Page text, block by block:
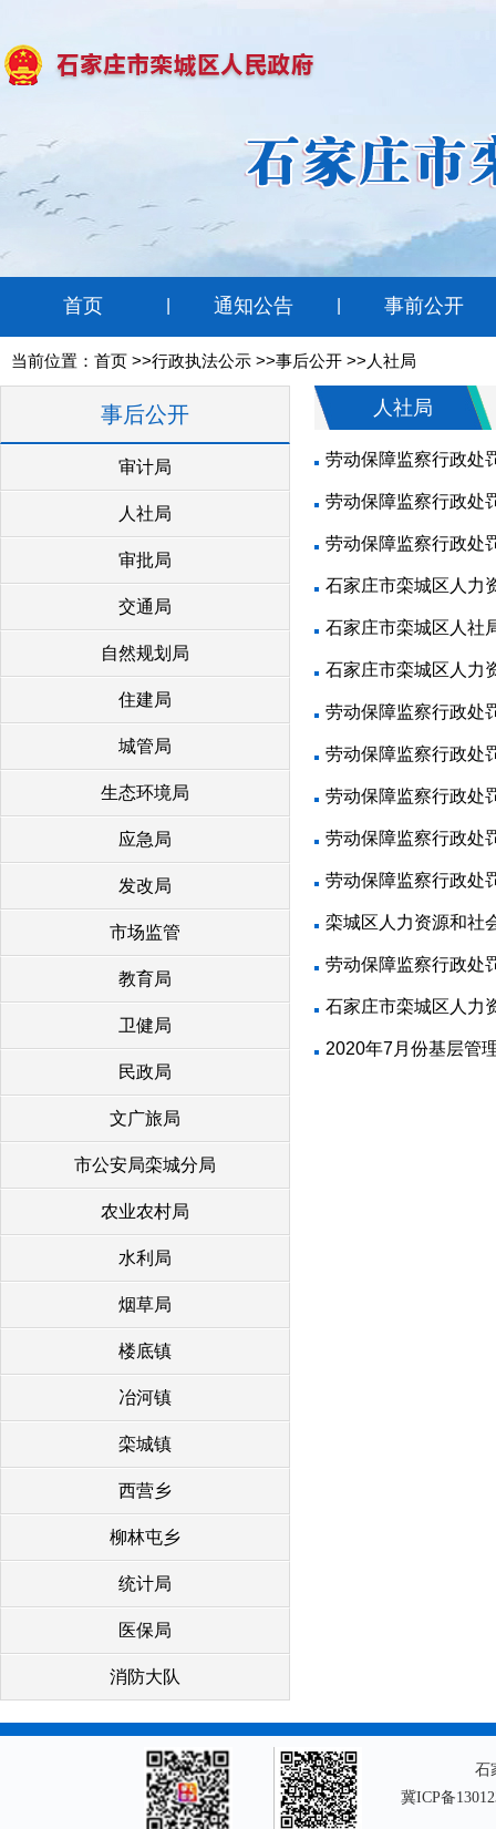
首页 通知公告 事前公开
当前位置： 首页 >>行政执法公示 >>事后公开 >>人社局
事后公开
审计局
人社局
审批局
交通局
自然规划局
住建局
城管局
生态环境局
应急局
发改局
市场监管
教育局
卫健局
民政局
文广旅局
市公安局栾城分局
农业农村局
水利局
烟草局
楼底镇
冶河镇
栾城镇
西营乡
柳林屯乡
统计局
医保局
消防大队
人社局
劳动保障监察行政处
劳动保障监察行政处
劳动保障监察行政处
石家庄市栾城区人力
石家庄市栾城区人社
石家庄市栾城区人力
劳动保障监察行政处
劳动保障监察行政处
劳动保障监察行政处
劳动保障监察行政处
劳动保障监察行政处
栾城区人力资源和社
劳动保障监察行政处
石家庄市栾城区人力
2020年7月份基层管